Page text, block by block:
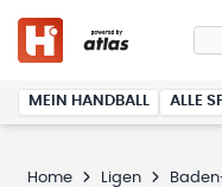
MEIN HANDBALL ALLE
Home Ligen Baden-